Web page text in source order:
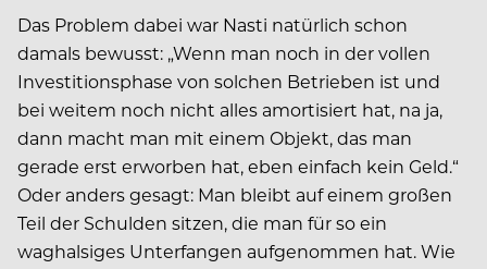
Das Problem dabei war Nasti natürlich schon
damals bewusst: „Wenn man noch in der vollen
Investitionsphase von solchen Betrieben ist und
bei weitem noch nicht alles amortisiert hat, na ja,
dann macht man mit einem Objekt, das man
gerade erst erworben hat, eben einfach kein Geld.“
Oder anders gesagt: Man bleibt auf einem großen
Teil der Schulden sitzen, die man für so ein
waghalsiges Unterfangen aufgenommen hat. Wie